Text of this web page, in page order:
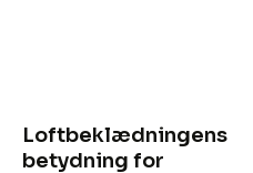
Loftbeklædningens
betydning for